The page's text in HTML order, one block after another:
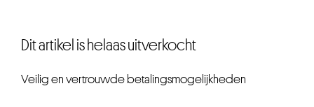
Dit artikel is helaas uitverkocht
Veilig en vertrouwde betalingsmogelijkheden